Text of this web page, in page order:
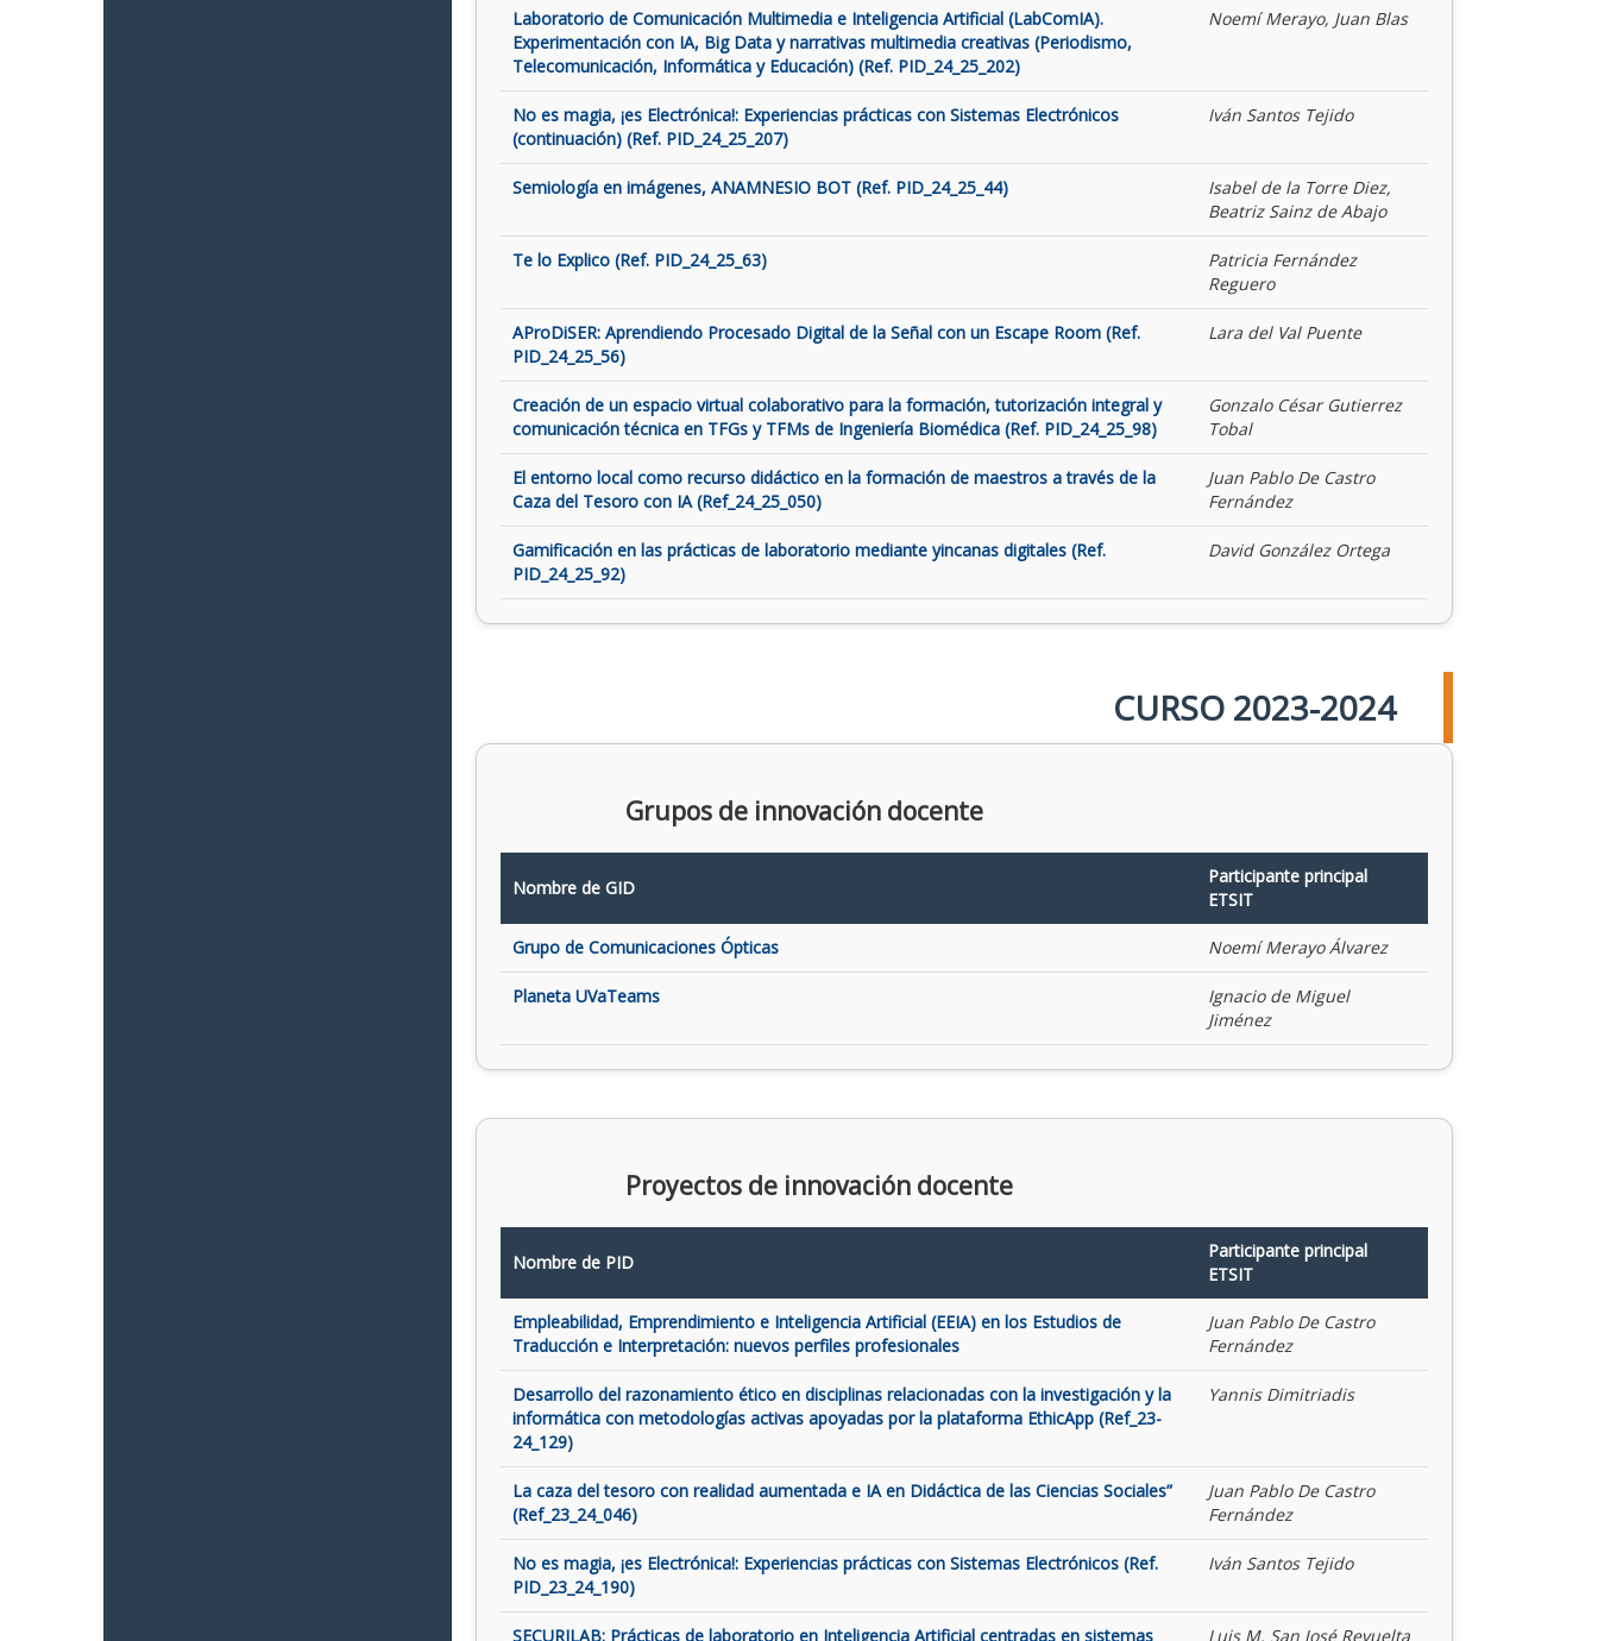
Laboratorio de Comunicación Multimedia e Inteligencia Artificial (LabComIA).
Experimentación con IA, Big Data y narrativas multimedia creativas (Periodismo,
Telecomunicación, Informática y Educación) (Ref. PID_24_25_202)
Noemí Merayo, Juan Blas
No es magia, ¡es Electrónica!: Experiencias prácticas con Sistemas Electrónicos
(continuación) (Ref. PID_24_25_207)
Iván Santos Tejido
Semiología en imágenes, ANAMNESIO BOT (Ref. PID_24_25_44)
Isabel de la Torre Diez,
Beatriz Sainz de Abajo
Te lo Explico (Ref. PID_24_25_63)
Patricia Fernández
Reguero
AProDiSER: Aprendiendo Procesado Digital de la Señal con un Escape Room (Ref.
PID_24_25_56)
Lara del Val Puente
Creación de un espacio virtual colaborativo para la formación, tutorización integral y
comunicación técnica en TFGs y TFMs de Ingeniería Biomédica (Ref. PID_24_25_98)
Gonzalo César Gutierrez
Tobal
El entorno local como recurso didáctico en la formación de maestros a través de la
Caza del Tesoro con IA (Ref_24_25_050)
Juan Pablo De Castro
Fernández
Gamificación en las prácticas de laboratorio mediante yincanas digitales (Ref.
PID_24_25_92)
David González Ortega
CURSO 2023-2024
Grupos de innovación docente
Nombre de GID
Participante principal
ETSIT
Grupo de Comunicaciones Ópticas Noemí Merayo Álvarez
Planeta UVaTeams
Ignacio de Miguel
Jiménez
Proyectos de innovación docente
Nombre de PID
Participante principal
ETSIT
Empleabilidad, Emprendimiento e Inteligencia Artificial (EEIA) en los Estudios de
Traducción e Interpretación: nuevos perfiles profesionales
Juan Pablo De Castro
Fernández
Desarrollo del razonamiento ético en disciplinas relacionadas con la investigación y la
informática con metodologías activas apoyadas por la plataforma EthicApp (Ref_23-
24_129)
Yannis Dimitriadis
La caza del tesoro con realidad aumentada e IA en Didáctica de las Ciencias Sociales”
(Ref_23_24_046)
Juan Pablo De Castro
Fernández
No es magia, ¡es Electrónica!: Experiencias prácticas con Sistemas Electrónicos (Ref.
PID_23_24_190)
Iván Santos Tejido
SECURILAB: Prácticas de laboratorio en Inteligencia Artificial centradas en sistemas Luis M. San José Revuelta